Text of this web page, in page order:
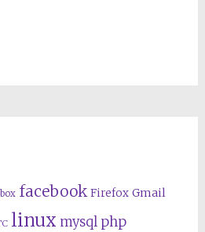
facebook Firefox Gmail
linux mysql php